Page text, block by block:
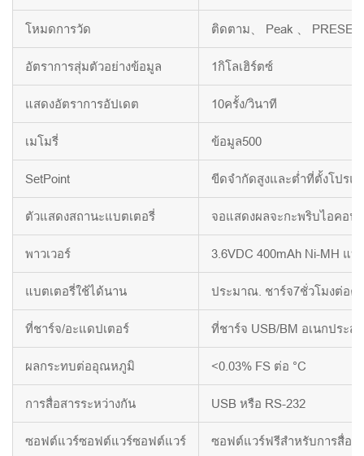
โหมดการวัด ติดตาม、 Peak 、 PRESET
อัตราการสุ่มตัวอย่างข้อมูล 1กิโลเฮิร์ตซ์
แสดงอัตราการอัปเดต 10ครั้ง/วินาที
เมโมรี่ ข้อมูล500
SetPoint ขีดจำกัดสูงและต่ำที่ตั้งโปรแ
ตัวแสดงสถานะแบตเตอรี่ จอแสดงผลจะกะพริบไอคอน
พาวเวอร์ 3.6VDC 400mAh Ni-MH แ
แบตเตอรี่ใช้ได้นาน ประมาณ. ชาร์จ7ชั่วโมงต่อค
ที่ชาร์จ/อะแดปเตอร์ ที่ชาร์จ USB/BM อเนกประส
ผลกระทบต่ออุณหภูมิ <0.03% FS ต่อ °C
การสื่อสารระหว่างกัน USB หรือ RS-232
ซอฟต์แวร์ซอฟต์แวร์ซอฟต์แวร์ ซอฟต์แวร์ฟรีสำหรับการสื่อส